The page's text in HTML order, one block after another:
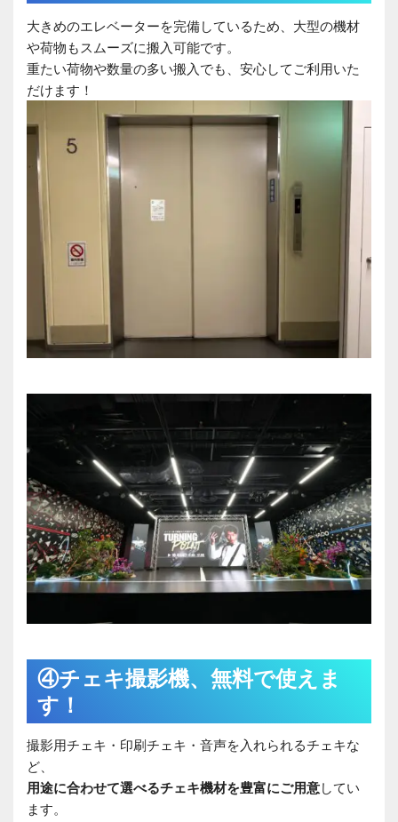
大きめのエレベーターを完備しているため、大型の機材
や荷物もスムーズに搬入可能です。
重たい荷物や数量の多い搬入でも、安心してご利用いた
だけます！
④チェキ撮影機、無料で使えま
す！
撮影用チェキ・印刷チェキ・音声を入れられるチェキな
ど、
用途に合わせて選べるチェキ機材を豊富にご用意してい
ます。